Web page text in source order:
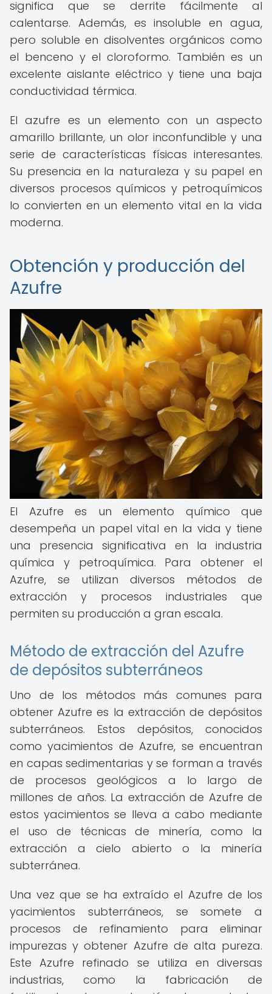
significa que se derrite fácilmente al
calentarse. Además, es insoluble en agua,
pero soluble en disolventes orgánicos como
el benceno y el cloroformo. También es un
excelente aislante eléctrico y tiene una baja
conductividad térmica.
El azufre es un elemento con un aspecto
amarillo brillante, un olor inconfundible y una
serie de características físicas interesantes.
Su presencia en la naturaleza y su papel en
diversos procesos químicos y petroquímicos
lo convierten en un elemento vital en la vida
moderna.
Obtención y producción del
Azufre
El Azufre es un elemento químico que
desempeña un papel vital en la vida y tiene
una presencia significativa en la industria
química y petroquímica. Para obtener el
Azufre, se utilizan diversos métodos de
extracción y procesos industriales que
permiten su producción a gran escala.
Método de extracción del Azufre
de depósitos subterráneos
Uno de los métodos más comunes para
obtener Azufre es la extracción de depósitos
subterráneos. Estos depósitos, conocidos
como yacimientos de Azufre, se encuentran
en capas sedimentarias y se forman a través
de procesos geológicos a lo largo de
millones de años. La extracción de Azufre de
estos yacimientos se lleva a cabo mediante
el uso de técnicas de minería, como la
extracción a cielo abierto o la minería
subterránea.
Una vez que se ha extraído el Azufre de los
yacimientos subterráneos, se somete a
procesos de refinamiento para eliminar
impurezas y obtener Azufre de alta pureza.
Este Azufre refinado se utiliza en diversas
industrias, como la fabricación de